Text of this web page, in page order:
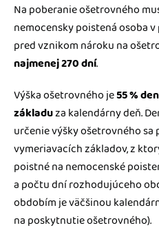
Na poberanie ošetrovného
nemocensky poistená osoba
pred vznikom nároku na
najmenej 270 dní.
Výška ošetrovného je55 %
základuza kalendárny deň.
určenie výšky ošetrovného
vymeriavacích základov, z
poistné na nemocenské
a počtu dní rozhodujúceho
obdobím je väčšinou
na poskytnutie ošetrovného).